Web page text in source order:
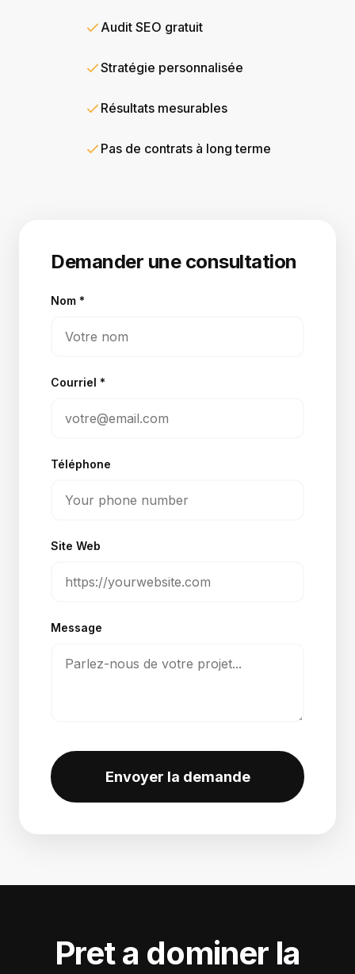
Audit SEO gratuit
Stratégie personnalisée
Résultats mesurables
Pas de contrats à long terme
Demander une consultation
Nom *
Courriel *
Téléphone
Site Web
Message
Envoyer la demande
Pret a dominer la